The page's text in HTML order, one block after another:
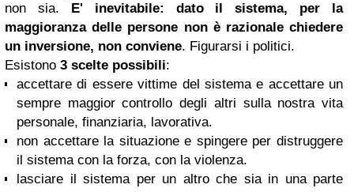
non sia. E' inevitabile: dato il sistema, per la
maggioranza delle persone non è razionale chiedere
un inversione, non conviene. Figurarsi i politici.
Esistono 3 scelte possibili:
accettare di essere vittime del sistema e accettare un
sempre maggior controllo degli altri sulla nostra vita
personale, finanziaria, lavorativa.
non accettare la situazione e spingere per distruggere
il sistema con la forza, con la violenza.
lasciare il sistema per un altro che sia in una parte